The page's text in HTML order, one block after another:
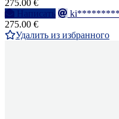
275.00 €
Написать
275.00 €
Удалить из избранного